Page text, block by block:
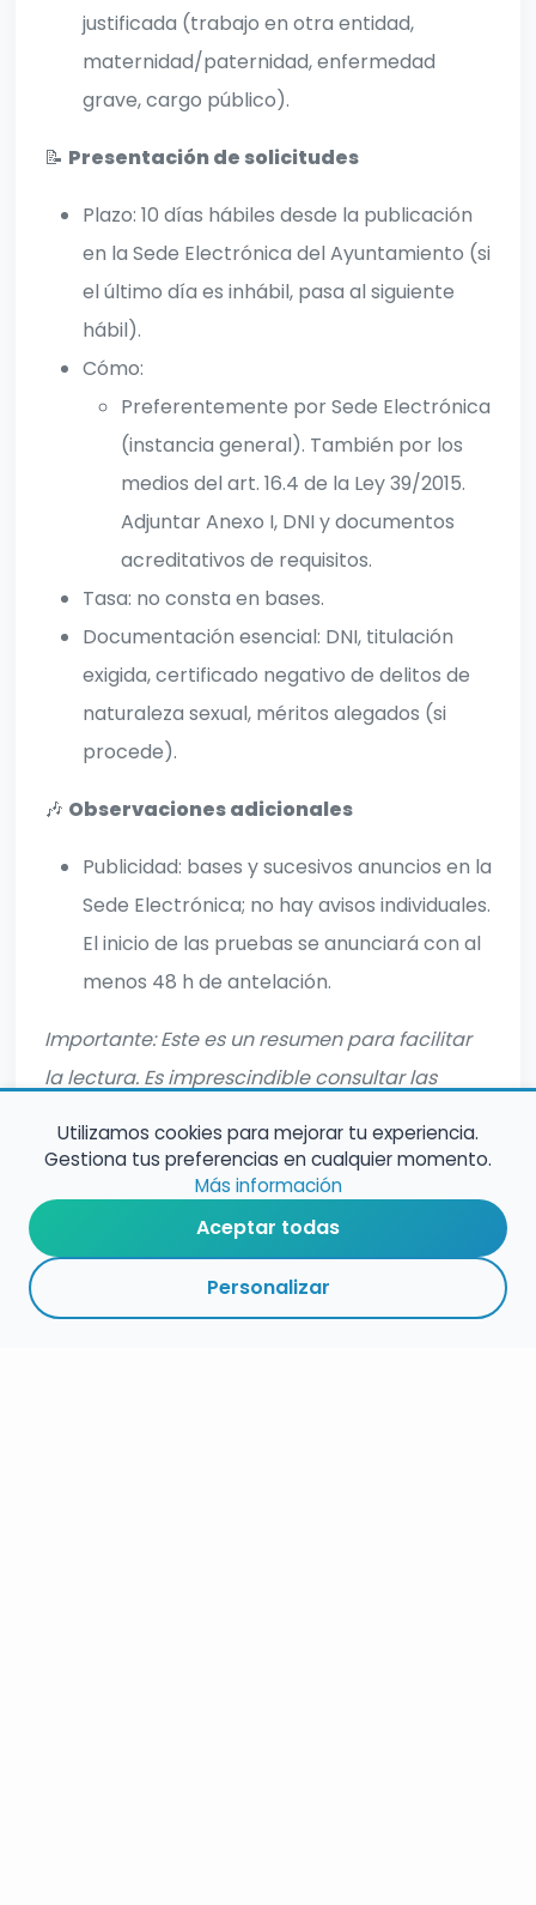
justificada (trabajo en otra entidad,
maternidad/paternidad, enfermedad
grave, cargo público).
📝 Presentación de solicitudes
Plazo: 10 días hábiles desde la publicación
en la Sede Electrónica del Ayuntamiento (si
el último día es inhábil, pasa al siguiente
hábil).
Cómo:
Preferentemente por Sede Electrónica
(instancia general). También por los
medios del art. 16.4 de la Ley 39/2015.
Adjuntar Anexo I, DNI y documentos
acreditativos de requisitos.
Tasa: no consta en bases.
Documentación esencial: DNI, titulación
exigida, certificado negativo de delitos de
naturaleza sexual, méritos alegados (si
procede).
🎶 Observaciones adicionales
Publicidad: bases y sucesivos anuncios en la
Sede Electrónica; no hay avisos individuales.
El inicio de las pruebas se anunciará con al
menos 48 h de antelación.
Importante: Este es un resumen para facilitar
la lectura. Es imprescindible consultar las
RESUMEN PLAZOS ESPECIALIDAD ENLACES SEGUIR
Utilizamos cookies para mejorar tu experiencia.
Gestiona tus preferencias en cualquier momento.
Más información
Aceptar todas
Personalizar